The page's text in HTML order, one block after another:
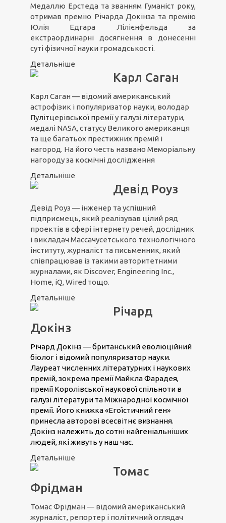
Медаллю Ерстеда та званням Гуманіст року,
отримав премію Річарда Докінза та премію
Юлія Едгара Лілієнфельда за
екстраординарні досягнення в донесенні
суті фізичної науки громадськості.
Детальніше
Карл Саган
Карл Саган — відомий американський
астрофізик і популяризатор науки, володар
Пулітцерівської преміїу галузі літератури,
медалі NASA, статусу Великого американця
та ще багатьох престижних премій і
нагород. На його честь названо Меморіальну
нагороду за космічні дослідження
Детальніше
Девід Роуз
Девід Роуз — інженер та успішний
підприємець, який реалізував цілий ряд
проектів в сфері інтернету речей, дослідник
і викладач Массачусетського технологічного
інституту, журналіст та письменник, який
співпрацював із такими авторитетними
журналами, як Discover, Engineering Inc.,
Home, iQ, Wired тощо.
Детальніше
Річард
Докінз
Річард Докінз — британський еволюційний
біолог і відомий популяризатор науки.
Лауреат численних літературних і наукових
премій, зокрема премії Майкла Фарадея,
премії Королівської наукової спільноти в
галузі літератури та Міжнародної космічної
премії. Його книжка «Егоїстичний ген»
принесла авторові всесвітнє визнання.
Докінз належить до сотні найгеніальніших
людей, які живуть у наш час.
Детальніше
Томас
Фрідман
Томас Фрідман — відомий американський
журналіст, репортер і політичний оглядач